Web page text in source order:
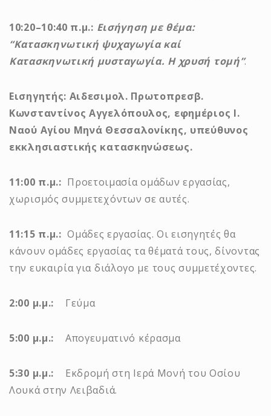
10:20–10:40 π.μ.: Εισήγηση με θέμα:
“Κατασκηνωτική ψυχαγωγία καί
Κατασκηνωτική μυσταγωγία. Η χρυσή τομή”.
Εισηγητής: Αιδεσιμολ. Πρωτοπρεσβ.
Κωνσταντίνος Αγγελόπουλος, εφημέριος Ι.
Ναού Αγίου Μηνά Θεσσαλονίκης, υπεύθυνος
εκκλησιαστικής κατασκηνώσεως.
11:00 π.μ.: Προετοιμασία ομάδων εργασίας,
χωρισμός συμμετεχόντων σε αυτές.
11:15 π.μ.: Ομάδες εργασίας. Οι εισηγητές θα
κάνουν ομάδες εργασίας τα θέματά τους, δίνοντας
την ευκαιρία για διάλογο με τους συμμετέχοντες.
2:00 μ.μ.: Γεύμα
5:00 μ.μ.: Απογευματινό κέρασμα
5:30 μ.μ.: Εκδρομή στη Ιερά Μονή του Οσίου
Λουκά στην Λειβαδιά.